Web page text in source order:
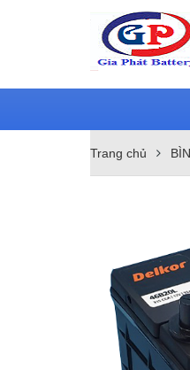
Trang chủ